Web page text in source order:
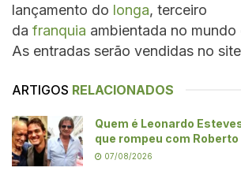
lançamento do longa, terceiro
da franquia ambientada no
As entradas serão vendidas no site
ARTIGOS RELACIONADOS
Quem é Leonardo
que rompeu com
07/08/2026